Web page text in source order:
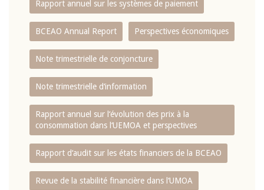
Rapport annuel sur les systèmes de paiement
BCEAO Annual Report Perspectives économiques
Note trimestrielle de conjoncture
Note trimestrielle d‘information
Rapport annuel sur l‘évolution des prix à la
consommation dans l‘UEMOA et perspectives
Rapport d‘audit sur les états financiers de la BCEAO
Revue de la stabilité financière dans l‘UMOA